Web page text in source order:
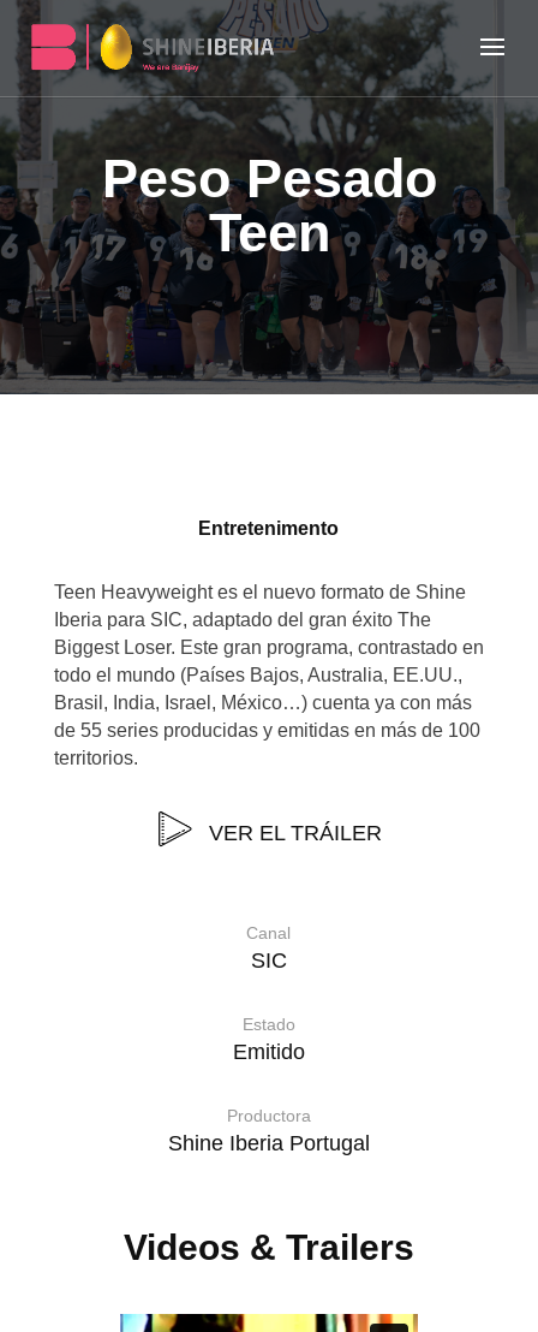
Peso Pesado
Teen
Entretenimento
Teen Heavyweight es el nuevo formato de Shine
Iberia para SIC, adaptado del gran éxito The
Biggest Loser. Este gran programa, contrastado en
todo el mundo (Países Bajos, Australia, EE.UU.,
Brasil, India, Israel, México…) cuenta ya con más
de 55 series producidas y emitidas en más de 100
territorios.
VER EL TRÁILER
Canal
SIC
Estado
Emitido
Productora
Shine Iberia Portugal
Videos & Trailers